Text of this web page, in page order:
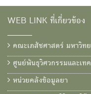
WEB LINK ที่เกี่ยวข้อง
คณะเภสัชศาสตร์ มหาวิท
ศูนย์พันธุวิศวกรรมและเท
หน่วยคลังข้อมูลยา